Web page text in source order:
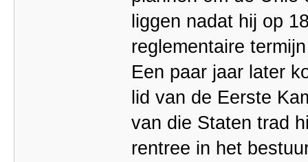
liggen nadat hij op
reglementaire
Een paar jaar later
lid van de Eerste
van die Staten trad
rentree in het